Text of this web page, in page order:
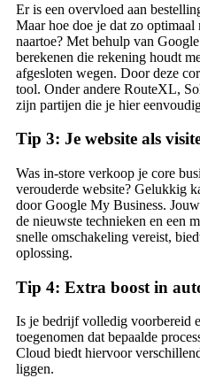
Er is een overvloed aan
Maar hoe doe je dat zo optimaal
naartoe? Met behulp van
berekenen die rekening houdt
afgesloten wegen. Door deze
tool. Onder andere RouteXL,
zijn partijen die je hier
Tip 3: Je website als
Was in-store verkoop je core
verouderde website? Gelukkig
door Google My Business.
de nieuwste technieken en een
snelle omschakeling vereist,
oplossing.
Tip 4: Extra boost in
Is je bedrijf volledig voorbereid
toegenomen dat bepaalde
Cloud biedt hiervoor
liggen.